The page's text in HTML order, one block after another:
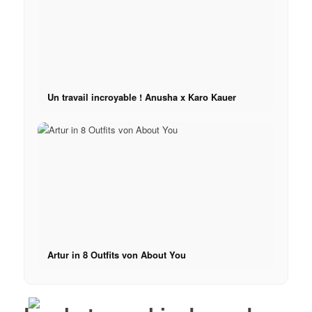
Un travail incroyable ! Anusha x Karo Kauer
Artur in 8 Outfits von About You